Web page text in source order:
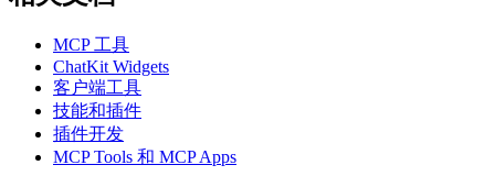
MCP 工具
ChatKit Widgets
客户端工具
技能和插件
插件开发
MCP Tools 和 MCP Apps